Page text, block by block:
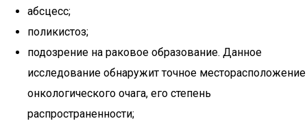
абсцесс;
поликистоз;
подозрение на раковое образование. Данное
исследование обнаружит точное месторасположение
онкологического очага, его степень
распространенности;